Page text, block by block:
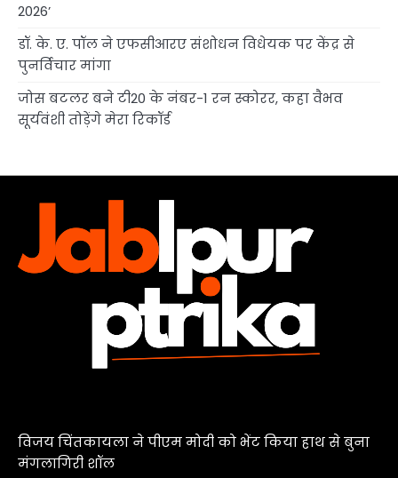
2026’
डॉ. के. ए. पॉल ने एफसीआरए संशोधन विधेयक पर केंद्र से
पुनर्विचार मांगा
जोस बटलर बने टी20 के नंबर-1 रन स्कोरर, कहा वैभव
सूर्यवंशी तोड़ेंगे मेरा रिकॉर्ड
विजय चिंतकायला ने पीएम मोदी को भेंट किया हाथ से बुना
मंगलागिरी शॉल